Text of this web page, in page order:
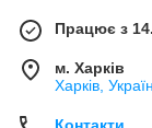
зроблені з
мініатюрної
використовують
Працює з
м. Харків
Харків,